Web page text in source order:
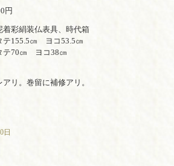
円
彩絹装仏表具、時代箱
㎝ ヨコ53.5㎝
㎝ ヨコ38㎝
リ。巻留に補修アリ。
日